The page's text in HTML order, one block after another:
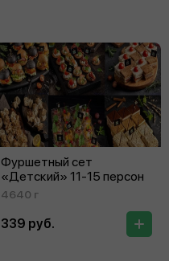
Фуршетный сет
«Детский» 11‑15 персон
4640 г
339 руб.